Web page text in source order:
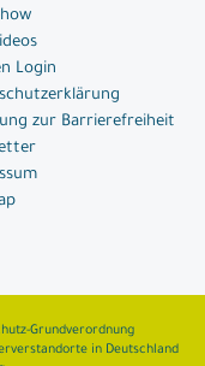
Login
zur Barrierefreiheit
Grundverordnung
in Deutschland